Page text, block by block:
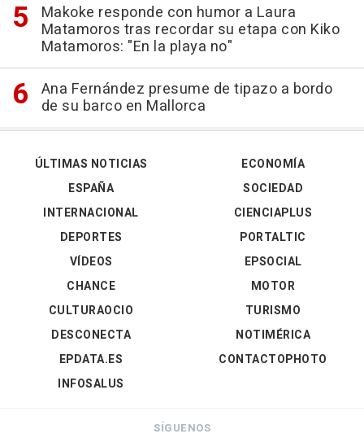
Makoke responde con humor a Laura
Matamoros tras recordar su etapa con Kiko
Matamoros: "En la playa no"
Ana Fernández presume de tipazo a bordo
de su barco en Mallorca
ÚLTIMAS NOTICIAS
ESPAÑA
INTERNACIONAL
DEPORTES
VÍDEOS
ECONOMÍA
SOCIEDAD
CIENCIAPLUS
PORTALTIC
EPSOCIAL
CHANCE
CULTURAOCIO
DESCONECTA
EPDATA.ES
INFOSALUS
MOTOR
TURISMO
NOTIMÉRICA
CONTACTOPHOTO
SÍGUENOS